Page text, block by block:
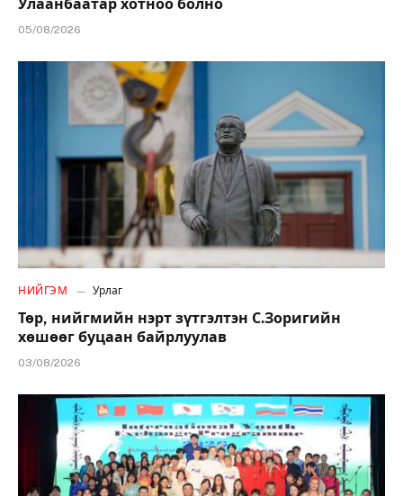
Улаанбаатар хотноо болно
05/08/2026
НИЙГЭМ Урлаг
Төр, нийгмийн нэрт зүтгэлтэн С.Зоригийн
хөшөөг буцаан байрлуулав
03/08/2026